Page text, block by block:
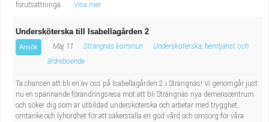
förutsättninga...
Visa mer
Undersköterska till Isabellagården 2
Ansök Maj 11 Strängnäs kommun
Undersköterska, hemtjänst och
äldreboende
Ta chansen att bli en av oss på Isabellagården 2 i Strängnäs! Vi genomgår just
nu en spännande förändringsresa mot att bli Strängnäs nya demenscentrum
och söker dig som är utbildad undersköterska och arbetar med trygghet,
omtanke och lyhördhet för att säkerställa en god vård och omsorg för våra